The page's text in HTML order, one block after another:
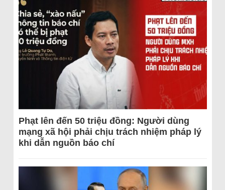
Phạt lên đến 50 triệu đồng: Người dùng
mạng xã hội phải chịu trách nhiệm pháp lý
khi dẫn nguồn báo chí